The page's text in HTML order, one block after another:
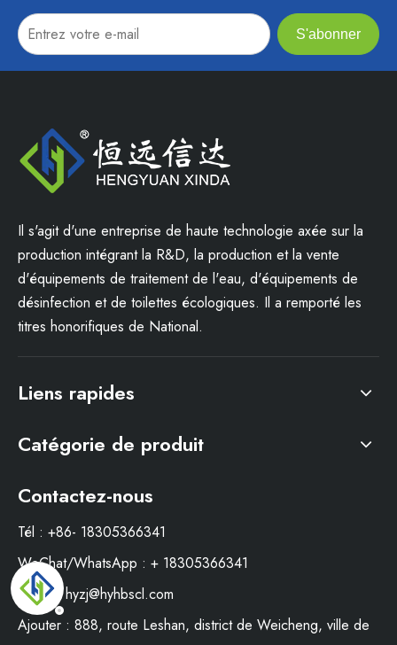
S'abonner
Il s'agit d'une entreprise de haute technologie axée sur la
production intégrant la R&D, la production et la vente
d'équipements de traitement de l'eau, d'équipements de
désinfection et de toilettes écologiques. Il a remporté les
titres honorifiques de National.
Liens rapides
Catégorie de produit
Contactez-nous
Tél : +86- 18305366341
WeChat/WhatsApp : + 18305366341
E-mail:hyzj@hyhbscl.com
Ajouter : 888, route Leshan, district de Weicheng, ville de